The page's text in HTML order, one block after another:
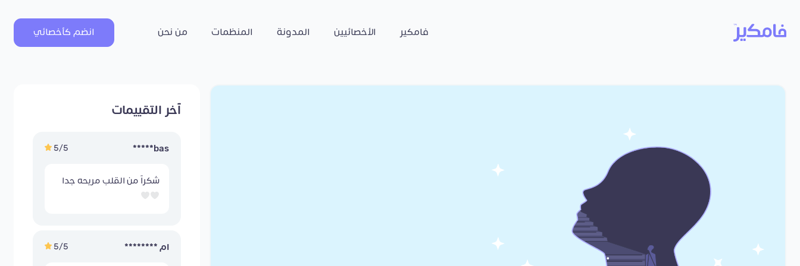
فامكير الأخصائيين المدونة المنظمات من نحن انضم كأخصائي
آخر التقييمات
bas*****
5/5
شكراً من القلب مريحه جدا
ام ******** 5/5